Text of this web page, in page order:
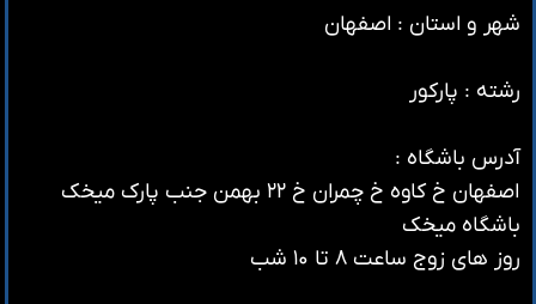
شهر و استان : اصفهان
رشته : پارکور
آدرس باشگاه :
اصفهان خ کاوه خ چمران خ ۲۲ بهمن جنب پارک میخک
باشگاه میخک
روز های زوج ساعت ۸ تا ۱۰ شب